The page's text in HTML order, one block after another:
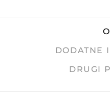
DODATNE
DRUGI